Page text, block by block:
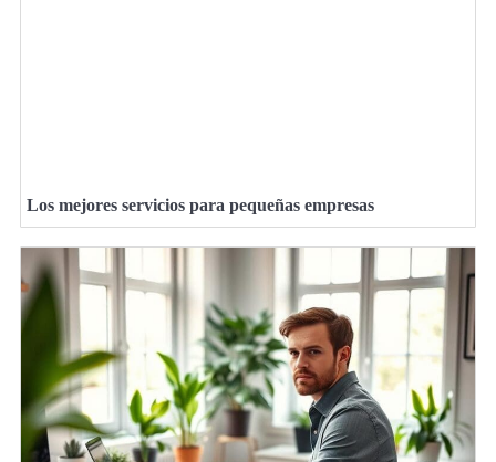
Los mejores servicios para pequeñas empresas